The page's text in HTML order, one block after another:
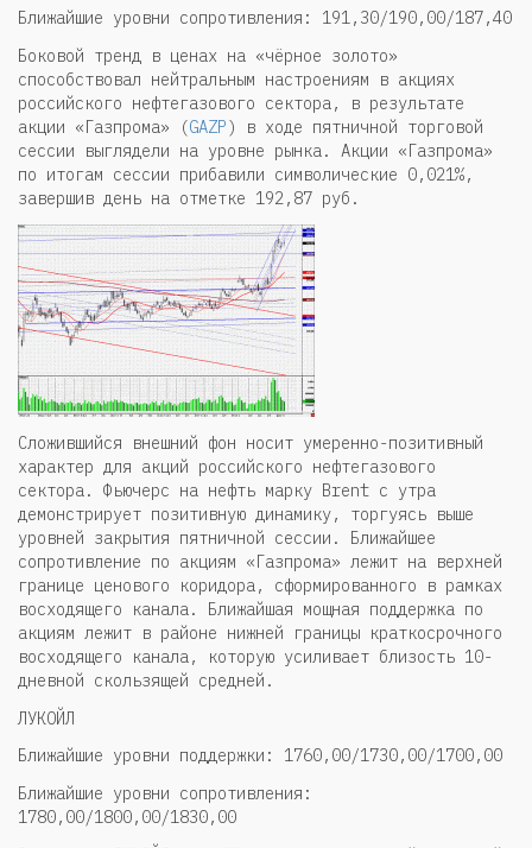
Ближайшие уровни сопротивления: 191,30/190,00/187,40
Боковой тренд в ценах на «чёрное золото»
способствовал нейтральным настроениям в акциях
российского нефтегазового сектора, в результате
акции «Газпрома» (GAZP) в ходе пятничной торговой
сессии выглядели на уровне рынка. Акции «Газпрома»
по итогам сессии прибавили символические 0,021%,
завершив день на отметке 192,87 руб.
Сложившийся внешний фон носит умеренно-позитивный
характер для акций российского нефтегазового
сектора. Фьючерс на нефть марку Brent с утра
демонстрирует позитивную динамику, торгуясь выше
уровней закрытия пятничной сессии. Ближайшее
сопротивление по акциям «Газпрома» лежит на верхней
границе ценового коридора, сформированного в рамках
восходящего канала. Ближайшая мощная поддержка по
акциям лежит в районе нижней границы краткосрочного
восходящего канала, которую усиливает близость 10-
дневной скользящей средней.
ЛУКОЙЛ
Ближайшие уровни поддержки: 1760,00/1730,00/1700,00
Ближайшие уровни сопротивления:
1780,00/1800,00/1830,00